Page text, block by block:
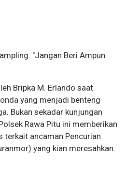
"Jangan Beri Ampun
Bripka M. Erlando saat
yang menjadi benteng
Bukan sekadar kunjungan
Rawa Pitu ini memberikan
terkait ancaman Pencurian
yang kian meresahkan.